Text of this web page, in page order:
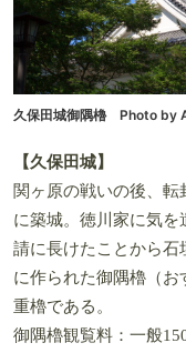
久保田城御隅櫓 Photo by
【久保田城】
関ヶ原の戦いの後、転
に築城。徳川家に気
請に長けたことから石
に作られた御隅櫓（お
重櫓である。
御隅櫓観覧料：一般